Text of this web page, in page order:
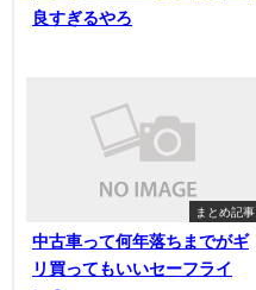
良すぎるやろ
まとめ記事
中古車って何年落ちまでがギ
リ買ってもいいセーフライ